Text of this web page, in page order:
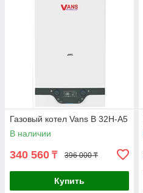
Газовый котел Vans B 32Н-A5
В наличии
340 560 ₸ 396 000 ₸
Купить